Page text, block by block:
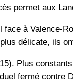
permet aux
face à Valence-
délicate, ils
Plus
fermé contre